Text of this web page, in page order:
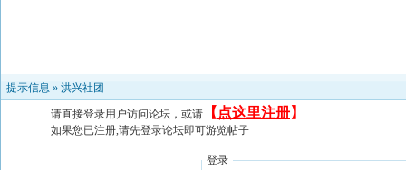
提示信息 » 洪兴社团
请直接登录用户访问论坛，或请 【 点这里注册】
如果您已注册,请先登录论坛即可游览帖子
登录